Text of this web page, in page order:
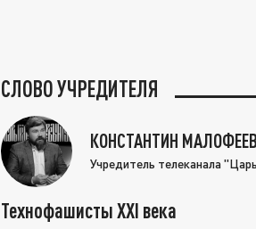
СЛОВО УЧРЕДИТЕЛЯ
КОНСТАНТИН МАЛОФЕЕВ
Учредитель телеканала
Технофашисты XXI века